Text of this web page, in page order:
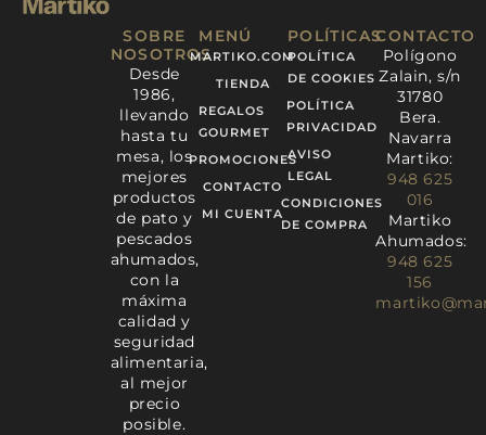
o
k
r
a
m
r
i
n
SOBRE
NOSOTROS
Desde
1986,
llevando
hasta tu
mesa, los
mejores
productos
de pato y
pescados
ahumados,
con la
máxima
calidad y
seguridad
alimentaria,
al mejor
precio
posible.
MENÚ
MARTIKO.COM
TIENDA
REGALOS
GOURMET
PROMOCIONES
CONTACTO
MI CUENTA
POLÍTICAS
POLÍTICA
DE COOKIES
POLÍTICA
PRIVACIDAD
AVISO
LEGAL
CONDICIONES
DE COMPRA
CONTACTO
Polígono
Zalain, s/n
31780
Bera.
Navarra
Martiko:
948 625
016
Martiko
Ahumados:
948 625
156